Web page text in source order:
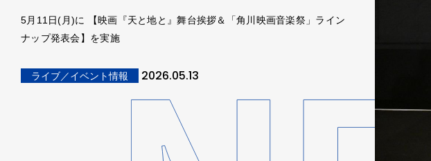
5月11日(月)に 【映画『天と地と』舞台挨拶＆「角川映画音楽祭」ライン
ナップ発表会】を実施
ライブ／イベント情報 2026.05.13